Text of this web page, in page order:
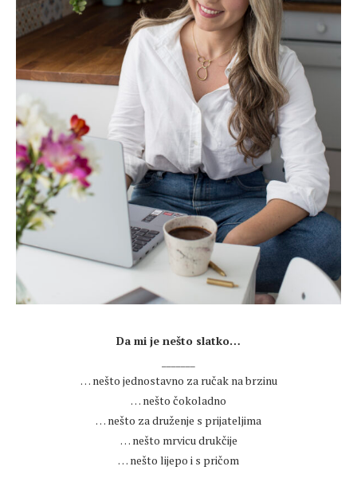
Da mi je nešto slatko…
… nešto jednostavno za ručak na brzinu
… nešto čokoladno
… nešto za druženje s prijateljima
… nešto mrvicu drukčije
… nešto lijepo i s pričom